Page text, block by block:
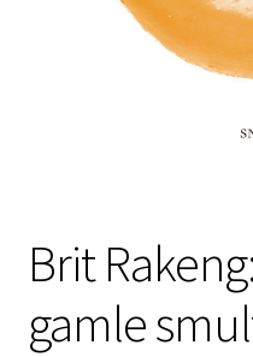
Personvernerklæring
Brit
gamle